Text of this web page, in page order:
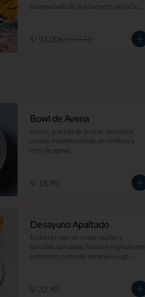
acompañado de dos tamales. no incluye
S/ 93.00S/ 126.50
Bowl de Avena
Avena, granola de la casa, manzana,
canela, mantequilla de almendras y
miel de agave.
S/ 18.90
Desayuno Apaltado
Tostón en pan de masa madre y
semillas, con palta, huevo e ingrediente
a elección, zumo de naranja o jugo
S/ 32.90